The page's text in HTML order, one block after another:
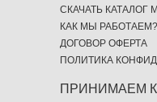
ПРИНИМАЕМ
СКАЧАТЬ КАТАЛОГ
КАК МЫ РАБОТАЕМ?
ДОГОВОР ОФЕРТА
ПОЛИТИКА